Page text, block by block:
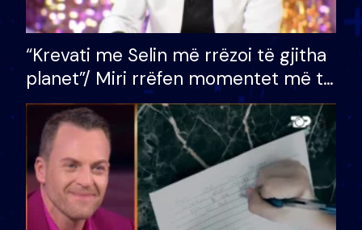
“Krevati me Selin më rrëzoi të gjitha
planet”/ Miri rrëfen momentet më të
bukura në shtëpinë e BB VIP: Do më
mungojë zilja e mëngjesit kur…